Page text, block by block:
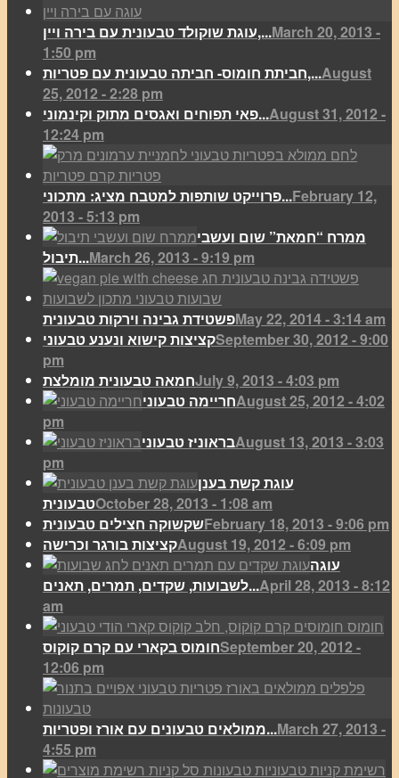
עוגת שוקולד טבעונית עם בירה ויין,...March 20, 2013 -
1:50 pm
חביתת חומוס- חביתה טבעונית עם פטריות,...August
25, 2012 - 2:28 pm
פאי תפוחים ואגסים מתוק וקינמוני...August 31, 2012 -
12:24 pm
פרוייקט שותפות למטבח מציג: מתכוני...February 12,
2013 - 5:13 pm
ממרח “חמאת” שום ועשבי
תיבול...March 26, 2013 - 9:19 pm
פשטידת גבינה וירקות טבעוניתMay 22, 2014 - 3:14 am
קציצות קישוא ונענע טבעוניSeptember 30, 2012 - 9:00
pm
חמאה טבעונית מומלצתJuly 9, 2013 - 4:03 pm
חריימה טבעוניAugust 25, 2012 - 4:02
pm
בראוניז טבעוניAugust 13, 2013 - 3:03
pm
עוגת קשת בענן
טבעוניתOctober 28, 2013 - 1:08 am
שקשוקה חצילים טבעוניתFebruary 18, 2013 - 9:06 pm
קציצות בורגר וכרישהAugust 19, 2012 - 6:09 pm
עוגה
לשבועות, שקדים, תמרים, תאנים...April 28, 2013 - 8:12
am
חומוס בקארי עם קרם קוקוסSeptember 20, 2012 -
12:06 pm
ממולאים טבעונים עם אורז ופטריות...March 27, 2013 -
4:55 pm